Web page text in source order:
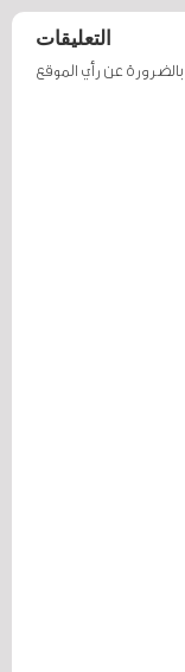
التعليقات
بالضرورة عن رأي الموقع